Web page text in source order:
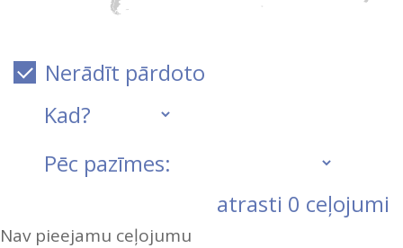
Nerādīt pārdoto
atrasti 0 ceļojumi
Nav pieejamu ceļojumu